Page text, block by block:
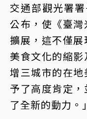
交通部觀光署
公布，使《臺
擴展，這不僅
美食文化的縮
增三城市的在
予了高度肯定
了全新的動力。」